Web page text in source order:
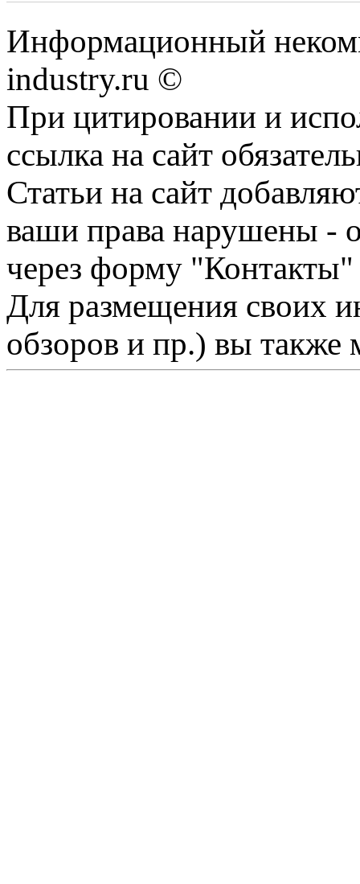
Информационный
industry.ru ©
При цитировании и
ссылка на сайт
Статьи на сайт
ваши права нарушены -
через форму "Контакты"
Для размещения своих
обзоров и пр.) вы также